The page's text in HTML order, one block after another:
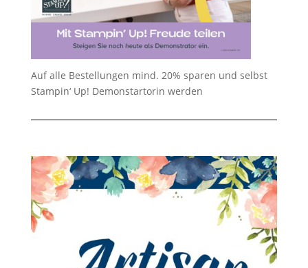
Auf alle Bestellungen mind. 20% sparen und selbst
Stampin‘ Up! Demonstartorin werden